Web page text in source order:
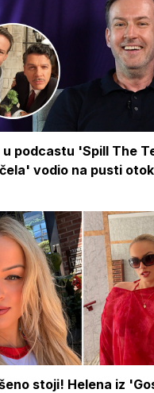
u podcastu 'Spill The
vodio na pusti
stoji! Helena iz